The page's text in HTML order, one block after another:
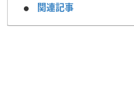
関連記事